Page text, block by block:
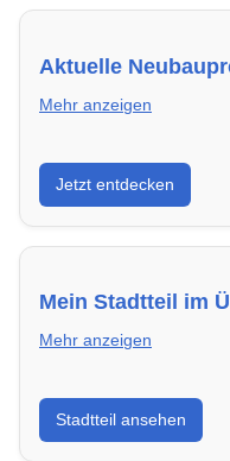
Aktuelle
Mehr anzeigen
Entdecke
energieeffizient und
Jetzt entdecken
Mein Stadtteil im
Mehr anzeigen
Erfahre mehr über
Lebensqualität,
Freizeitmöglichkeiten
Stadtteil ansehen